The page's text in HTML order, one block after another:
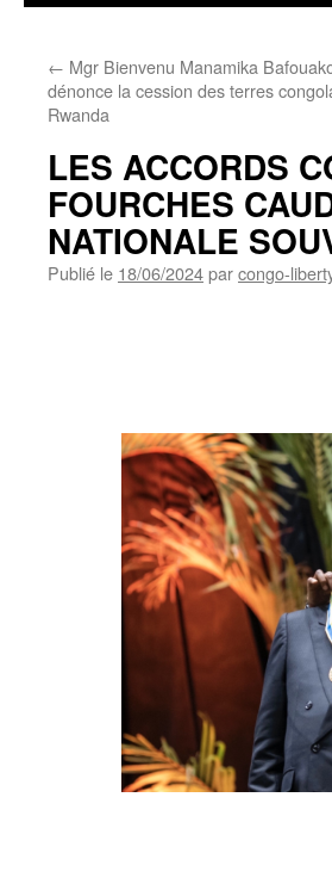
← Mgr Bienvenu Manamika
dénonce la cession des terres
Rwanda
LES ACCORDS
FOURCHES
NATIONALE
Publié le 18/06/2024parcongo-